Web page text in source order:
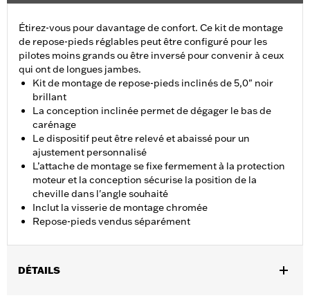
Étirez-vous pour davantage de confort. Ce kit de montage
de repose-pieds réglables peut être configuré pour les
pilotes moins grands ou être inversé pour convenir à ceux
qui ont de longues jambes.
Kit de montage de repose-pieds inclinés de 5,0" noir
brillant
La conception inclinée permet de dégager le bas de
carénage
Le dispositif peut être relevé et abaissé pour un
ajustement personnalisé
L’attache de montage se fixe fermement à la protection
moteur et la conception sécurise la position de la
cheville dans l'angle souhaité
Inclut la visserie de montage chromée
Repose-pieds vendus séparément
DÉTAILS